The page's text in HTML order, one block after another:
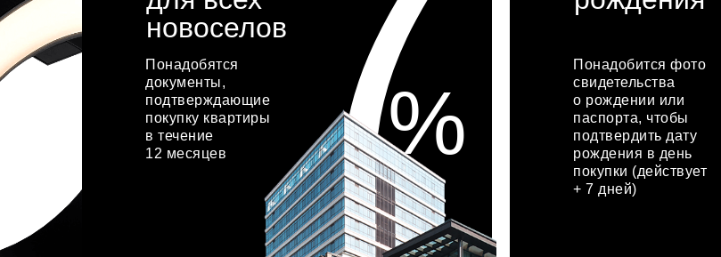
%
новоселов
Понадобятся
документы,
подтверждающие
покупку квартиры
в течение
12 месяцев
Понадобится фото
свидетельства
о рождении или
паспорта, чтобы
подтвердить дату
рождения в день
покупки (действует
+ 7 дней)